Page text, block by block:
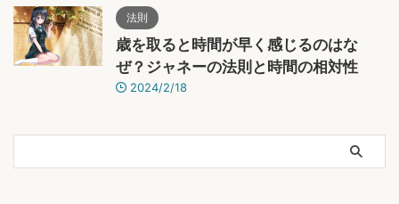
法則
歳を取ると時間が早く感じるのはな
ぜ？ジャネーの法則と時間の相対性
2024/2/18